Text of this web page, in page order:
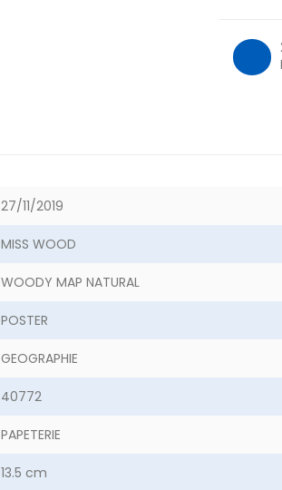
27/11/2019
MISS WOOD
WOODY MAP NATURAL
POSTER
GEOGRAPHIE
40772
PAPETERIE
13.5 cm